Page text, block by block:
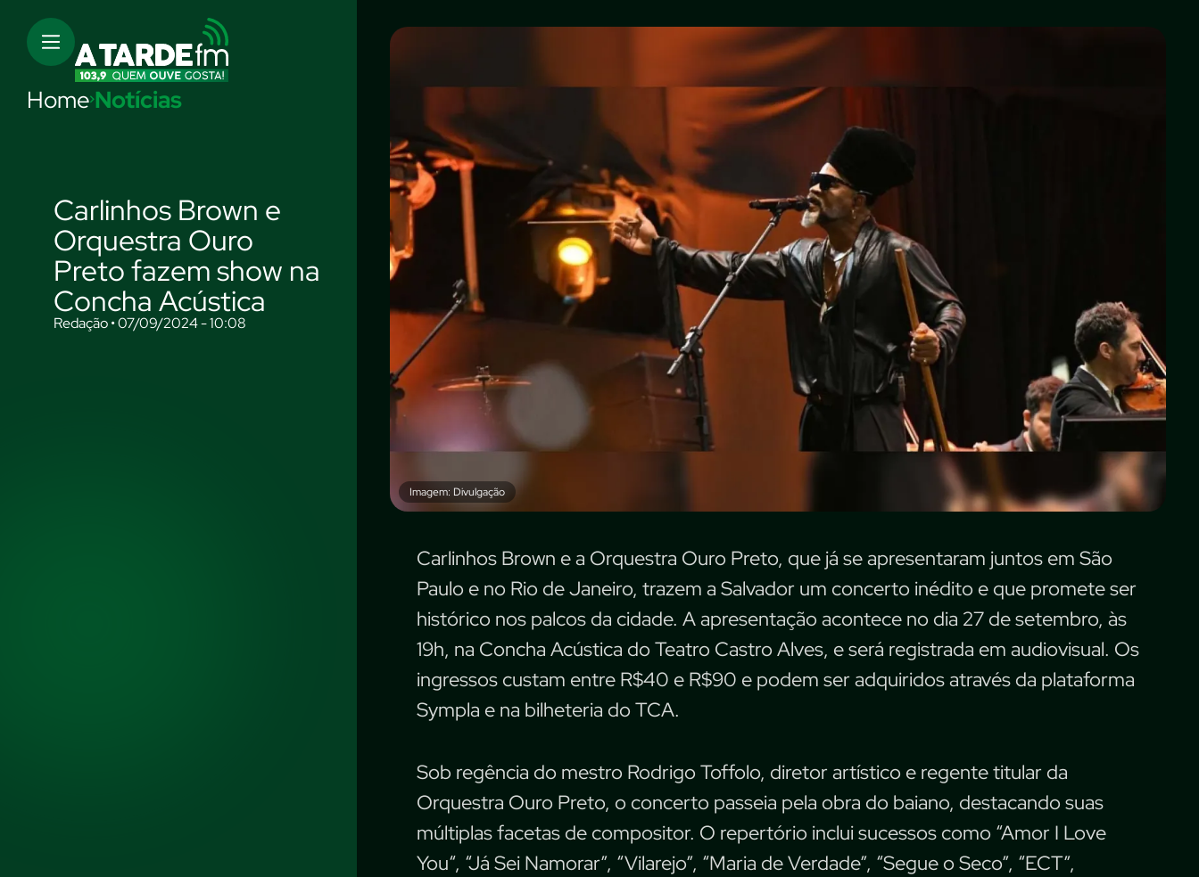
Home Notícias
Carlinhos Brown e
Orquestra Ouro
Preto fazem show na
Concha Acústica
Redação • 07/09/2024 - 10:08
Imagem: Divulgação
Carlinhos Brown e a Orquestra Ouro Preto, que já se apresentaram juntos em São
Paulo e no Rio de Janeiro, trazem a Salvador um concerto inédito e que promete ser
histórico nos palcos da cidade. A apresentação acontece no dia 27 de setembro, às
19h, na Concha Acústica do Teatro Castro Alves, e será registrada em audiovisual. Os
ingressos custam entre R$40 e R$90 e podem ser adquiridos através da plataforma
Sympla e na bilheteria do TCA.
Sob regência do mestro Rodrigo Toffolo, diretor artístico e regente titular da
Orquestra Ouro Preto, o concerto passeia pela obra do baiano, destacando suas
múltiplas facetas de compositor. O repertório inclui sucessos como “Amor I Love
You“, “Já Sei Namorar”, “Vilarejo”, “Maria de Verdade”, “Segue o Seco”, “ECT”,